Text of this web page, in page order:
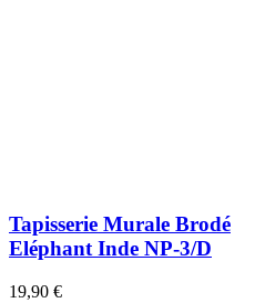
Tapisserie Murale Brodé
Eléphant Inde NP-3/D
19,90 €